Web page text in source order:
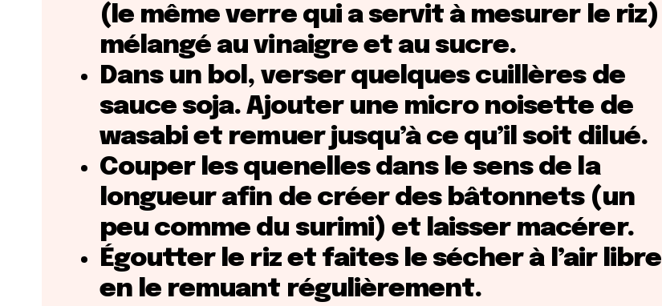
(le même verre qui a servit à mesurer le riz)
mélangé au vinaigre et au sucre.
Dans un bol, verser quelques cuillères de
sauce soja. Ajouter une micro noisette de
wasabi et remuer jusqu’à ce qu’il soit dilué.
Couper les quenelles dans le sens de la
longueur afin de créer des bâtonnets (un
peu comme du surimi) et laisser macérer.
Égoutter le riz et faites le sécher à l’air libre
en le remuant régulièrement.